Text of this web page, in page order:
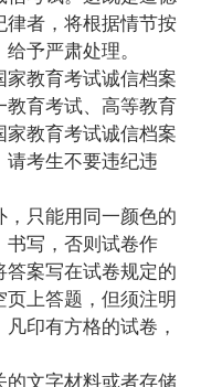
律者，将根据情节按
予严肃处理。
家教育考试诚信档案
育考试、高等教育
教育考试诚信档案
考生不要违纪违
只能用同一颜色的
书写，否则试卷作
案写在试卷规定的
上答题，但须注明
印有方格的试卷，
文字材料或者存储